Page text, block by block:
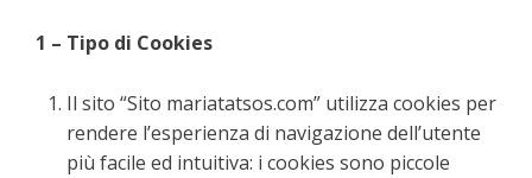
1 – Tipo di Cookies
Il sito “Sito mariatatsos.com” utilizza cookies per
rendere l’esperienza di navigazione dell’utente
più facile ed intuitiva: i cookies sono piccole